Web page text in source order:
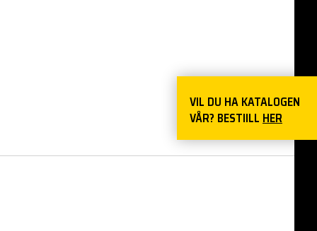
VIL DU HA KATALOGEN
VÅR? BESTIILL HER